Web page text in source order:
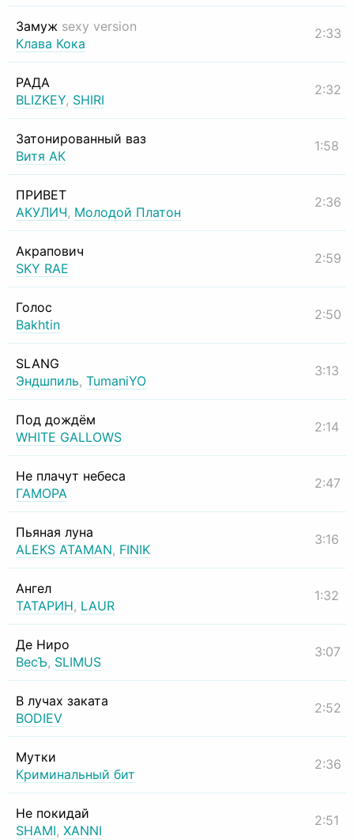
Замуж sexy version
Клава Кока
2:33
РАДА
BLIZKEY, SHIRI
2:32
Затонированный ваз
Витя АК
1:58
ПРИВЕТ
АКУЛИЧ, Молодой Платон
2:36
Акрапович
SKY RAE
2:59
Голос
Bakhtin
2:50
SLANG
Эндшпиль, TumaniYO
3:13
Под дождём
WHITE GALLOWS
2:14
Не плачут небеса
ГАМОРА
2:47
Пьяная луна
ALEKS ATAMAN, FINIK
3:16
Ангел
ТАТАРИН, LAUR
1:32
Де Ниро
ВесЪ, SLIMUS
3:07
В лучах заката
BODIEV
2:52
Мутки
Криминальный бит
2:36
Не покидай
SHAMI, XANNI
2:51